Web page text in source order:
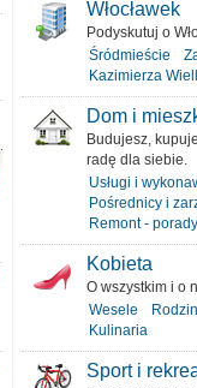
Włocławek
Podyskutuj o
Śródmieście
Kazimierza
Dom i
Budujesz,
radę dla siebie.
Usługi i
Pośrednicy i
Remont - porady
Kobieta
O wszystkim i o
Wesele
Kulinaria
Sport i